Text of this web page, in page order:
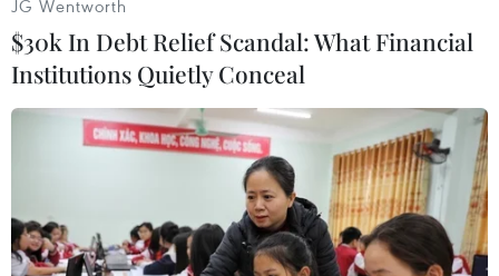
dịch chứng khoán Thành phố Hồ Chí Minh
nhằm tối ưu quyền lợi cho cổ đông, nhà đầu tư
và ngân hàng.
JG Wentworth
$30k In Debt Relief Scandal: What Financial
Institutions Quietly Conceal